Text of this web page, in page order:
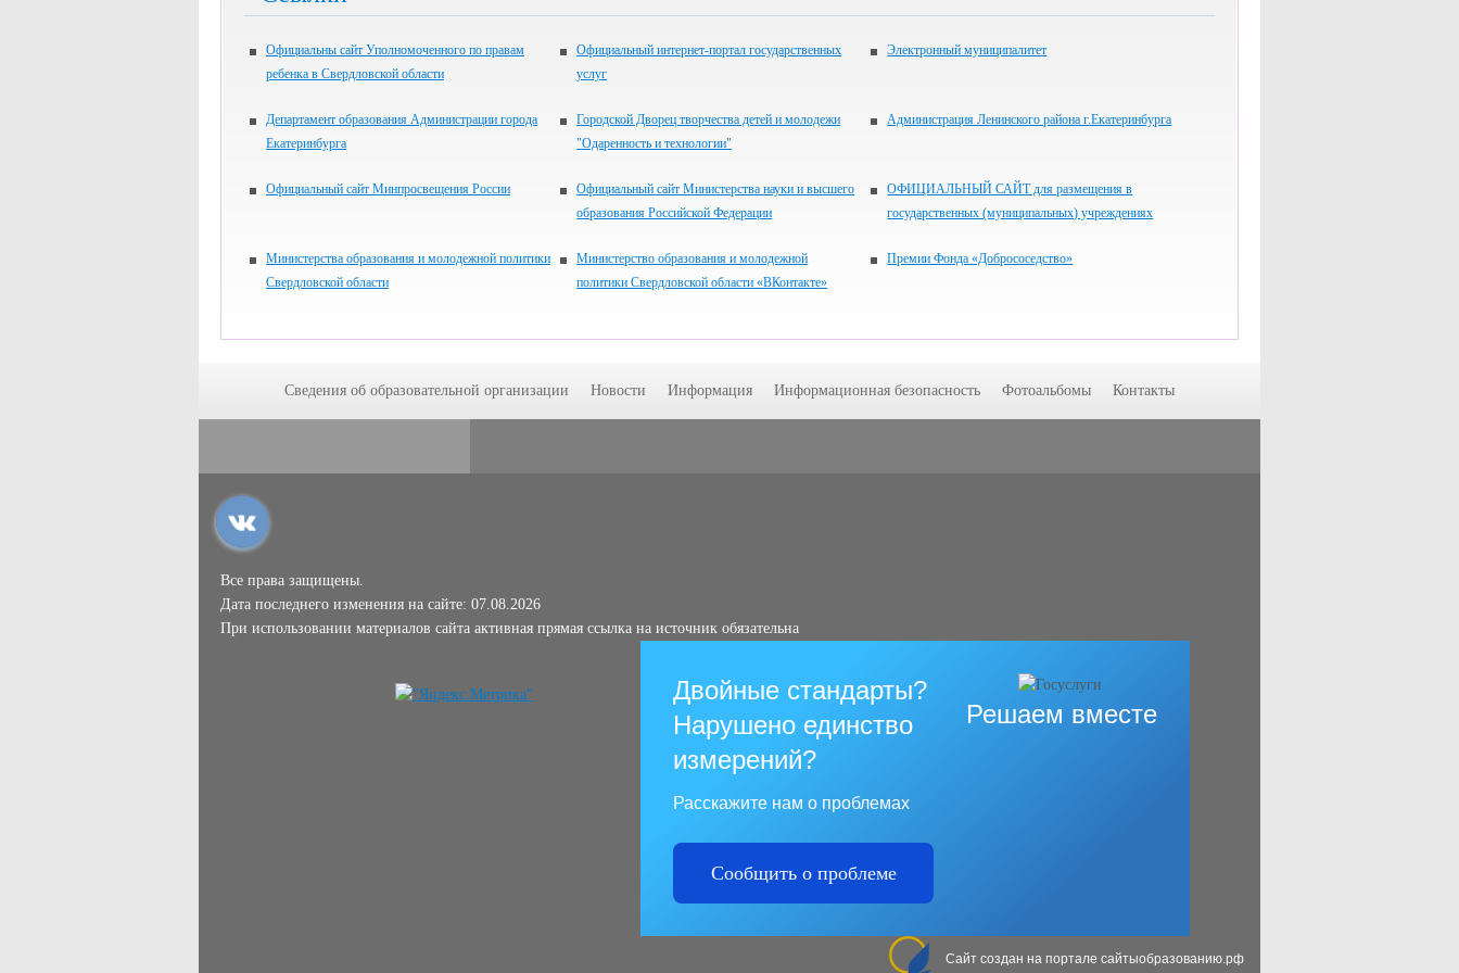
Официальны сайт Уполномоченного по правам
ребенка в Свердловской области
Официальный интернет-портал государственных
услуг
Электронный муниципалитет
Департамент образования Администрации города
Екатеринбурга
Городской Дворец творчества детей и молодежи
"Одаренность и технологии"
Администрация Ленинского района г.Екатеринбурга
Официальный сайт Минпросвещения России
Официальный сайт Министерства науки и высшего
образования Российской Федерации
ОФИЦИАЛЬНЫЙ САЙТ для размещения в
государственных (муниципальных) учреждениях
Министерства образования и молодежной политики
Свердловской области
Министерство образования и молодежной
политики Свердловской области «ВКонтакте»
Премии Фонда «Добрососедство»
Сведения об образовательной организации Новости Информация Информационная безопасность Фотоальбомы Контакты
Все права защищены.
Дата последнего изменения на сайте: 07.08.2026
При использовании материалов сайта активная прямая ссылка на источник обязательна
Решаем вместе
Двойные стандарты?
Нарушено единство
измерений?
Расскажите нам о проблемах
Сообщить о проблеме
Сайт создан на портале сайтыобразованию.рф